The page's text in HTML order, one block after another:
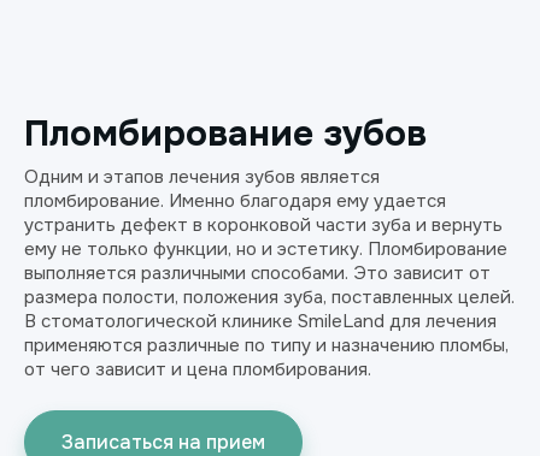
Пломбирование зубов
Одним и этапов лечения зубов является
пломбирование. Именно благодаря ему удается
устранить дефект в коронковой части зуба и вернуть
ему не только функции, но и эстетику. Пломбирование
выполняется различными способами. Это зависит от
размера полости, положения зуба, поставленных целей.
В стоматологической клинике SmileLand для лечения
применяются различные по типу и назначению пломбы,
от чего зависит и цена пломбирования.
Записаться на прием